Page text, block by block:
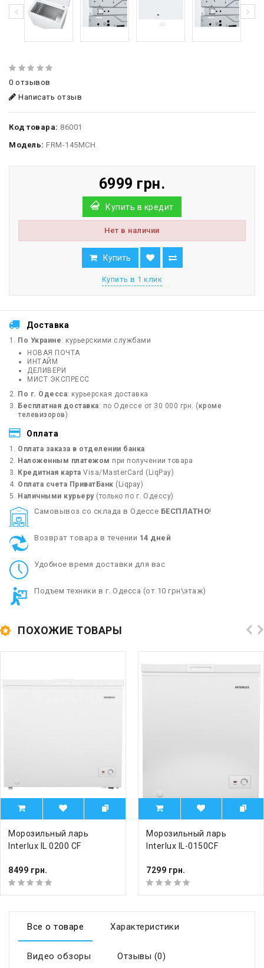
0 отзывов
Написать отзыв
Код товара: 86001
Модель: FRM-145MCH
6999 грн.
Купить в кредит
Нет в наличии
Купить
Купить в 1 клик
Доставка
По Украине: курьерскими службами
НОВАЯ ПОЧТА
ИНТАЙМ
ДЕЛИВЕРИ
МИСТ ЭКСПРЕСС
По г. Одесса: курьерская доставка
Бесплатная доставка: по Одессе от 30 000 грн. (кроме
телевизоров)
Оплата
Оплата заказа в отделении банка
Наложенным платежом при получении товара
Кредитная карта Visa/MasterCard (LiqPay)
Оплата счета ПриватБанк (Liqpay)
Наличными курьеру(только по г. Одессу)
Cамовывоз со склада в Одессе БЕСПЛАТНО!
Возврат товара в течении 14 дней
Удобное время доставки для вас
Подъем техники в г. Одесса (от 10 грн\этаж)
ПОХОЖИЕ ТОВАРЫ
Морозильный ларь
Interlux IL 0200 CF
8499 грн.
Морозильный ларь
Interlux IL-0150CF
7299 грн.
Все о товаре Характеристики
Видео обзоры Отзывы (0)